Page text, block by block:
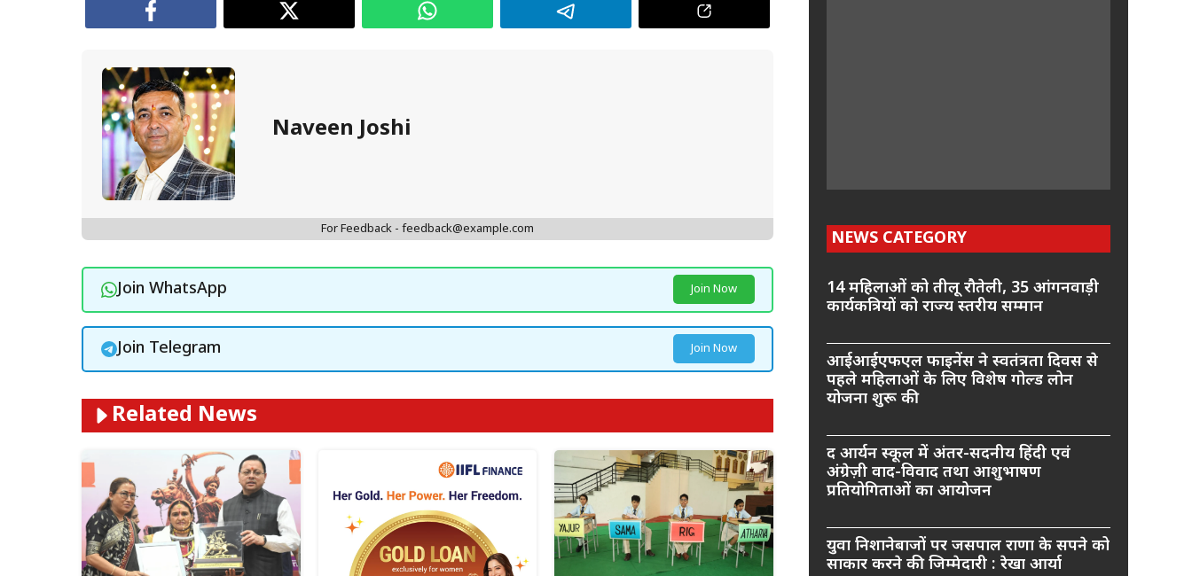
Naveen Joshi
For Feedback - feedback@example.com
Join WhatsApp Join Now
Join Telegram Join Now
Related News
NEWS CATEGORY
14 महिलाओं को तीलू रौतेली, 35 आंगनवाड़ी
कार्यकत्रियों को राज्य स्तरीय सम्मान
आईआईएफएल फाइनेंस ने स्वतंत्रता दिवस से
पहले महिलाओं के लिए विशेष गोल्ड लोन
योजना शुरू की
द आर्यन स्कूल में अंतर-सदनीय हिंदी एवं
अंग्रेज़ी वाद-विवाद तथा आशुभाषण
प्रतियोगिताओं का आयोजन
युवा निशानेबाजों पर जसपाल राणा के सपने को
साकार करने की जिम्मेदारी : रेखा आर्या